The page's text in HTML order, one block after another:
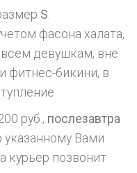
S
фасона халата,
девушкам, вне
фитнес-бикини, в
руб., послезавтра
указанному Вами
курьер позвонит